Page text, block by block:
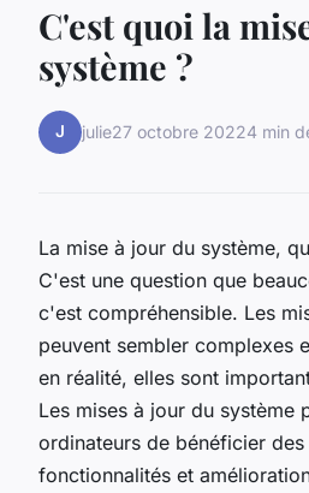
C'est quoi la
système ?
J julie27 octobre 20224 min
La mise à jour du système,
C'est une question que
c'est compréhensible. Les
peuvent sembler complexes
en réalité, elles sont
Les mises à jour du système
ordinateurs de bénéficier
fonctionnalités et